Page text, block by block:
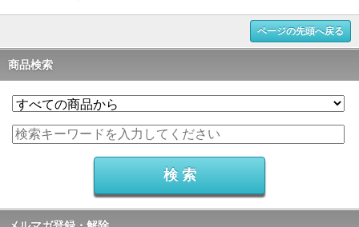
ページの先頭へ戻る
商品検索